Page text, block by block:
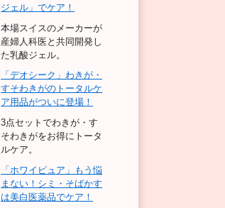
ジェル」でケア！
本場スイスのメーカーが
産婦人科医と共同開発し
た乳酸ジェル。
「デオシーク」わきが・
すそわきがのトータルケ
ア用品がついに登場！
3点セットでわきが・す
そわきがをお得にトータ
ルケア。
「ホワイピュア」もう悩
まない！シミ・そばかす
は美白医薬品でケア！